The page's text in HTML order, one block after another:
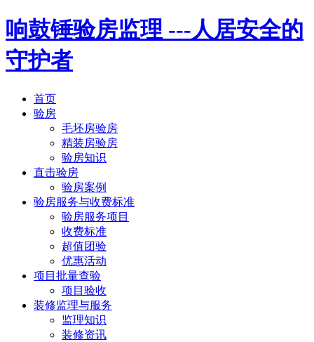
响鼓锤验房监理 ---人居安全的
守护者
首页
验房
毛坯房验房
精装房验房
验房知识
直击验房
验房案例
验房服务与收费标准
验房服务项目
收费标准
超值团验
优惠活动
项目批量查验
项目验收
装修监理与服务
监理知识
装修资讯